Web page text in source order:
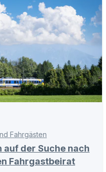
Fahrgästen
auf der Suche nach
Fahrgastbeirat